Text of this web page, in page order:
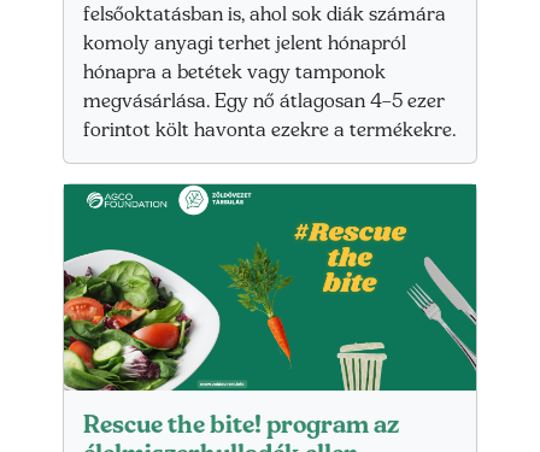
felsőoktatásban is, ahol sok diák számára
komoly anyagi terhet jelent hónapról
hónapra a betétek vagy tamponok
megvásárlása. Egy nő átlagosan 4–5 ezer
forintot költ havonta ezekre a termékekre.
Rescue the bite! program az